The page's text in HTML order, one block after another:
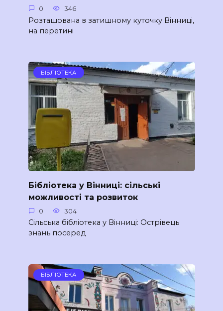
0 346
Розташована в затишному куточку Вінниці,
на перетині
БІБЛІОТЕКА
Бібліотека у Вінниці: сільські
можливості та розвиток
0 304
Сільська бібліотека у Вінниці: Острівець
знань посеред
БІБЛІОТЕКА